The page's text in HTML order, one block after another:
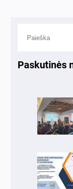
e
Paskutinės